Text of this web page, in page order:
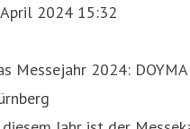
2024 15:32
Messejahr 2024: